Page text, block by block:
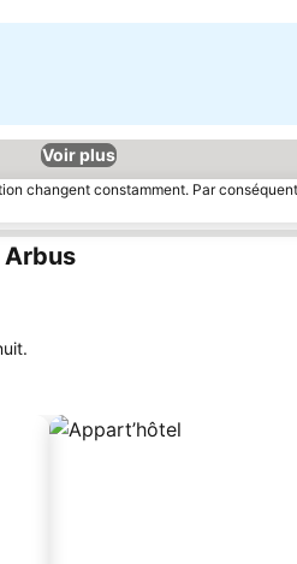
Voir plus
changent constamment. Par
Arbus